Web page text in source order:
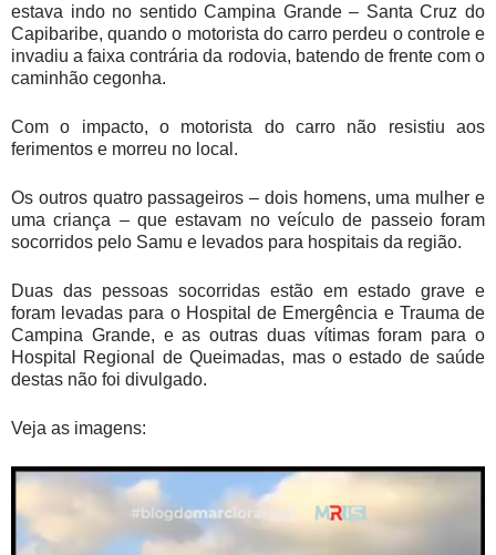
estava indo no sentido Campina Grande – Santa Cruz do
Capibaribe, quando o motorista do carro perdeu o controle e
invadiu a faixa contrária da rodovia, batendo de frente com o
caminhão cegonha.
Com o impacto, o motorista do carro não resistiu aos
ferimentos e morreu no local.
Os outros quatro passageiros – dois homens, uma mulher e
uma criança – que estavam no veículo de passeio foram
socorridos pelo Samu e levados para hospitais da região.
Duas das pessoas socorridas estão em estado grave e
foram levadas para o Hospital de Emergência e Trauma de
Campina Grande, e as outras duas vítimas foram para o
Hospital Regional de Queimadas, mas o estado de saúde
destas não foi divulgado.
Veja as imagens: